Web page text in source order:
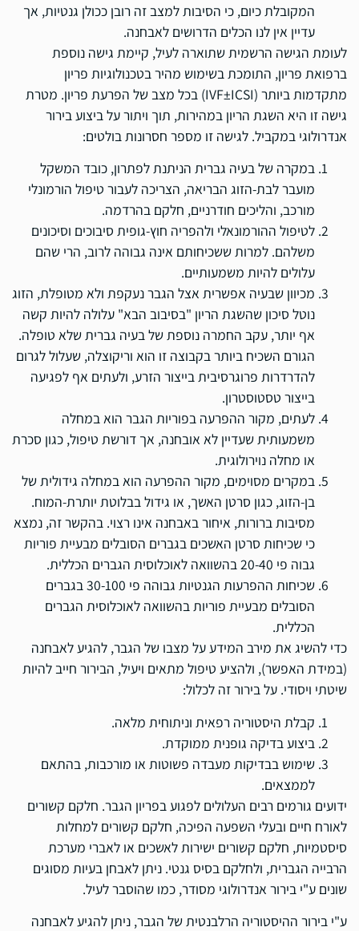
המקובלת כיום, כי הסיבות למצב זה רובן ככולן גנטיות, אך
עדיין אין לנו הכלים הדרושים לאבחנה.
לעומת הגישה הרשמית שתוארה לעיל, קיימת גישה נוספת
ברפואת פריון, התומכת בשימוש מהיר בטכנולוגיות פריון
מתקדמות ביותר (IVF±ICSI) בכל מצב של הפרעת פריון. מטרת
גישה זו היא השגת הריון במהירות, תוך ויתור על ביצוע בירור
אנדרולוגי במקביל. לגישה זו מספר חסרונות בולטים:
במקרה של בעיה גברית הניתנת לפתרון, כובד המשקל
מועבר לבת-הזוג הבריאה, הצריכה לעבור טיפול הורמונלי
מורכב, והליכים חודרניים, חלקם בהרדמה.
לטיפול ההורמונאלי ולהפריה חוץ-גופית סיבוכים וסיכונים
משלהם. למרות ששכיחותם אינה גבוהה לרוב, הרי שהם
עלולים להיות משמעותיים.
מכיוון שבעיה אפשרית אצל הגבר נעקפת ולא מטופלת, הזוג
נוטל סיכון שהשגת הריון "בסיבוב הבא" עלולה להיות קשה
אף יותר, עקב החמרה נוספת של בעיה גברית שלא טופלה.
הגורם השכיח ביותר בקבוצה זו הוא וריקוצלה, שעלול לגרום
להדרדרות פרוגרסיבית בייצור הזרע, ולעתים אף לפגיעה
בייצור טסטוסטרון.
לעתים, מקור ההפרעה בפוריות הגבר הוא במחלה
משמעותית שעדיין לא אובחנה, אך דורשת טיפול, כגון סכרת
או מחלה נוירולוגית.
במקרים מסוימים, מקור ההפרעה הוא במחלה גידולית של
בן-הזוג, כגון סרטן האשך, או גידול בבלוטת יותרת-המוח.
מסיבות ברורות, איחור באבחנה אינו רצוי. בהקשר זה, נמצא
כי שכיחות סרטן האשכים בגברים הסובלים מבעיית פוריות
גבוה פי 20-40 בהשוואה לאוכלוסית הגברים הכללית.
שכיחות ההפרעות הגנטיות גבוהה פי 30-100 בגברים
הסובלים מבעיית פוריות בהשוואה לאוכלוסית הגברים
הכללית.
כדי להשיג את מירב המידע על מצבו של הגבר, להגיע לאבחנה
(במידת האפשר), ולהציע טיפול מתאים ויעיל, הבירור חייב להיות
שיטתי ויסודי. על בירור זה לכלול:
קבלת היסטוריה רפאית וניתוחית מלאה.
ביצוע בדיקה גופנית ממוקדת.
שימוש בבדיקות מעבדה פשוטות או מורכבות, בהתאם
לממצאים.
ידועים גורמים רבים העלולים לפגוע בפריון הגבר. חלקם קשורים
לאורח חיים ובעלי השפעה הפיכה, חלקם קשורים למחלות
סיסטמיות, חלקם קשורים ישירות לאשכים או לאברי מערכת
הרבייה הגברית, ולחלקם בסיס גנטי. ניתן לאבחן בעיות מסוגים
שונים ע"י בירור אנדרולוגי מסודר, כמו שהוסבר לעיל.
ע"י בירור ההיסטוריה הרלבנטית של הגבר, ניתן להגיע לאבחנה